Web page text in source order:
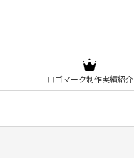
ロゴマーク制作実績紹介